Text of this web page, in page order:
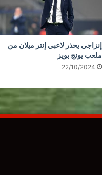
إنزاجي يحذر لاعبي إنتر ميلان من
ملعب يونج بويز
22/10/2024